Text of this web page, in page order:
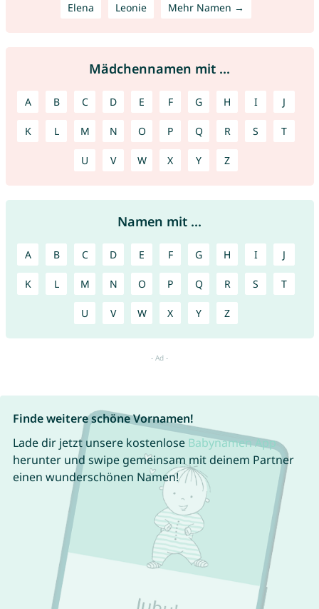
Elena Leonie Mehr Namen →
Mädchennamen mit ...
A B C D E F G H I J
K L M N O P Q R S T
U V W X Y Z
Namen mit ...
A B C D E F G H I J
K L M N O P Q R S T
U V W X Y Z
Finde weitere schöne Vornamen!
Lade dir jetzt unsere kostenlose Babynamen App
herunter und swipe gemeinsam mit deinem Partner
einen wunderschönen Namen!